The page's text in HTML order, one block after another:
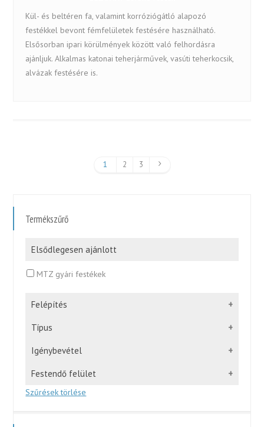
Kül- és beltéren fa, valamint korróziógátló alapozó
festékkel bevont fémfelületek festésére használható.
Elsősorban ipari körülmények között való felhordásra
ajánljuk. Alkalmas katonai teherjárművek, vasúti teherkocsik,
alvázak festésére is.
1 2 3
Termékszűrő
Elsődlegesen ajánlott
MTZ gyári festékek
Felépítés
Típus
Igénybevétel
Festendő felület
Szűrések törlése